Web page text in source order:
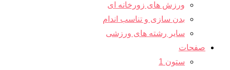
ورزش های زورخانه ای
بدن سازی و تناسب اندام
سایر رشته های ورزشی
صفحات
ستون 1